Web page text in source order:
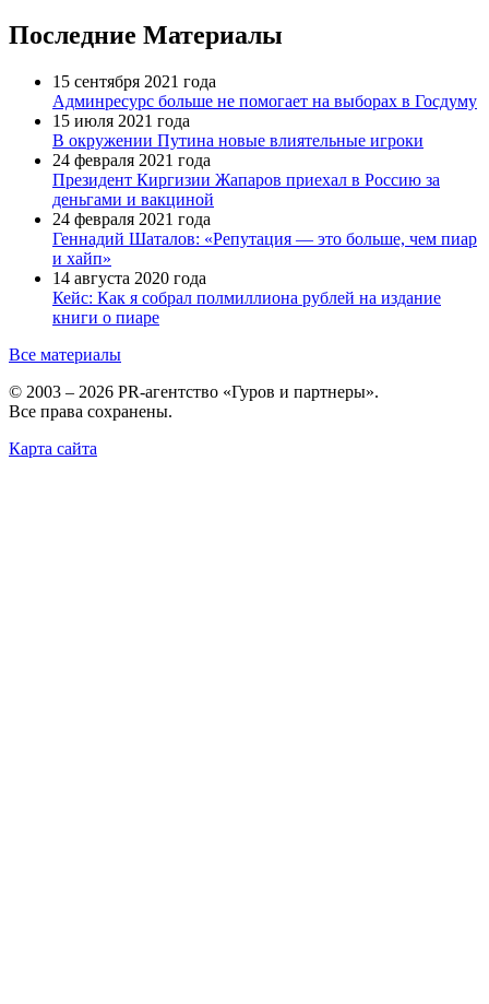
Последние Материалы
15 сентября 2021 года
Админресурс больше не помогает на выборах в Госдуму
15 июля 2021 года
В окружении Путина новые влиятельные игроки
24 февраля 2021 года
Президент Киргизии Жапаров приехал в Россию за
деньгами и вакциной
24 февраля 2021 года
Геннадий Шаталов: «Репутация — это больше, чем пиар
и хайп»
14 августа 2020 года
Кейс: Как я собрал полмиллиона рублей на издание
книги о пиаре
Все материалы
© 2003 – 2026 PR-агентство «Гуров и партнеры».
Все права сохранены.
Карта сайта